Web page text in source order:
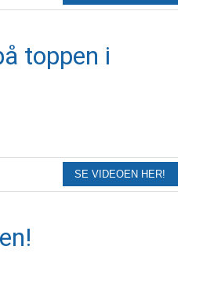
toppen i
SE VIDEOEN HER!